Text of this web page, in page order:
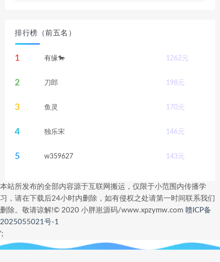
排行榜（前五名）
1 有缘🐎 1262元
2 刀郎 198元
3 鱼灵 170元
4 独乐宋 146元
5 w359627 143元
本站所发布的全部内容源于互联网搬运，仅限于小范围内传播学
习，请在下载后24小时内删除，如有侵权之处请第一时间联系我们
删除。敬请谅解!© 2020 小胖崽源码/www.xpzymw.com 赣ICP备
2025055021号-1
';